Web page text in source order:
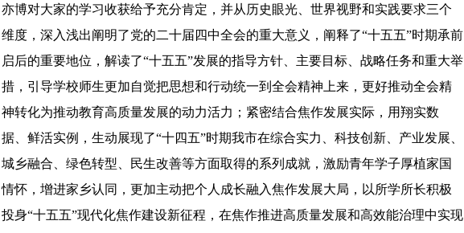
亦博对大家的学习收获给予充分肯定，并从历史眼光、世界视野和实践要求三个
维度，深入浅出阐明了党的二十届四中全会的重大意义，阐释了“十五五”时期承前
启后的重要地位，解读了“十五五”发展的指导方针、主要目标、战略任务和重大举
措，引导学校师生更加自觉把思想和行动统一到全会精神上来，更好推动全会精
神转化为推动教育高质量发展的动力活力；紧密结合焦作发展实际，用翔实数
据、鲜活实例，生动展现了“十四五”时期我市在综合实力、科技创新、产业发展、
城乡融合、绿色转型、民生改善等方面取得的系列成就，激励青年学子厚植家国
情怀，增进家乡认同，更加主动把个人成长融入焦作发展大局，以所学所长积极
投身“十五五”现代化焦作建设新征程，在焦作推进高质量发展和高效能治理中实现